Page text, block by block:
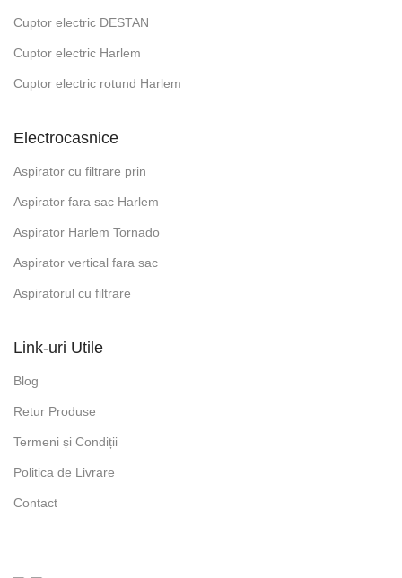
Cuptor electric DESTAN
Cuptor electric Harlem
Cuptor electric rotund Harlem
Electrocasnice
Aspirator cu filtrare prin
Aspirator fara sac Harlem
Aspirator Harlem Tornado
Aspirator vertical fara sac
Aspiratorul cu filtrare
Link-uri Utile
Blog
Retur Produse
Termeni și Condiții
Politica de Livrare
Contact